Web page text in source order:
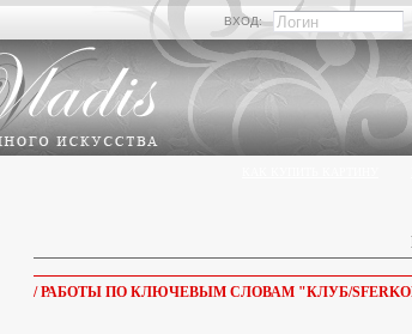
ВХОД:
/ РАБОТЫ ПО КЛЮЧЕВЫМ СЛОВАМ "КЛУБ/